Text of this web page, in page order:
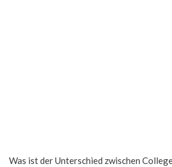
Was ist der Unterschied zwischen